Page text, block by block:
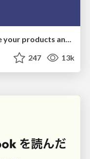
What's in a price? How to price your products and services
247 13k